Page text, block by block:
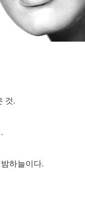
것.
하늘이다.